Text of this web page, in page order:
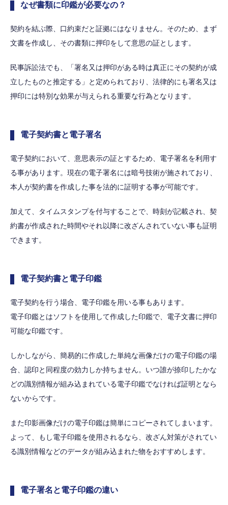
なぜ書類に印鑑が必要なの？
契約を結ぶ際、口約束だと証拠にはなりません。そのため、まず
文書を作成し、その書類に押印をして意思の証とします。
民事訴訟法でも、「署名又は押印がある時は真正にその契約が成
立したものと推定する」と定められており、法律的にも署名又は
押印には特別な効果が与えられる重要な行為となります。
電子契約書と電子署名
電子契約において、意思表示の証とするため、電子署名を利用す
る事があります。現在の電子署名には暗号技術が施されており、
本人が契約書を作成した事を法的に証明する事が可能です。
加えて、タイムスタンプを付与することで、時刻が記載され、契
約書が作成された時間やそれ以降に改ざんされていない事も証明
できます。
電子契約書と電子印鑑
電子契約を行う場合、電子印鑑を用いる事もあります。
電子印鑑とはソフトを使用して作成した印鑑で、電子文書に押印
可能な印鑑です。
しかしながら、簡易的に作成した単純な画像だけの電子印鑑の場
合、認印と同程度の効力しか持ちません。いつ誰が捺印したかな
どの識別情報が組み込まれている電子印鑑でなければ証明となら
ないからです。
また印影画像だけの電子印鑑は簡単にコピーされてしまいます。
よって、もし電子印鑑を使用されるなら、改ざん対策がされてい
る識別情報などのデータが組み込まれた物をおすすめします。
電子署名と電子印鑑の違い